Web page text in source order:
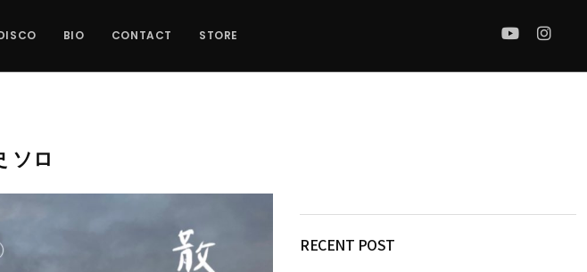
BIO CONTACT STORE
ソロ
RECENT POST